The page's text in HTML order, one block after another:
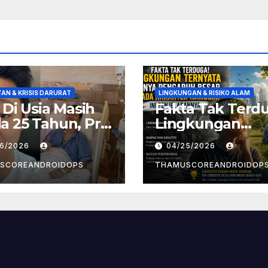
& KRISIS DARURAT
Usia Masih
25 Tahun, Pria
Divonis
Limfoma, Ini
2026
LINGKUNGAN & RISIKO ALAM
Fakta Tak
Lingkungan
Ternyata Punya
Pengaruh
Pada Karakter
Manusia, Ini
04/25/2026